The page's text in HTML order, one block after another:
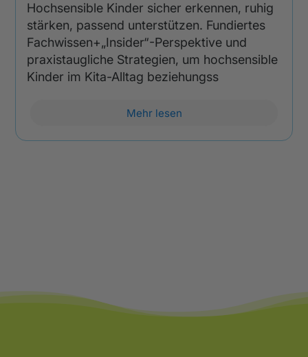
Hochsensible Kinder sicher erkennen, ruhig
stärken, passend unterstützen. Fundiertes
Fachwissen+„Insider“-Perspektive und
praxistaugliche Strategien, um hochsensible
Kinder im Kita-Alltag beziehungss
Mehr lesen